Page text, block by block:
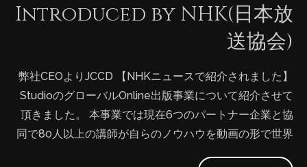
Introduced by NHK(日本放
送協会)
【NHKニュースで紹介されました】 弊社CEOよりJCCD
StudioのグローバルOnline出版事業について紹介させて
頂きました。 本事業では現在6つのパートナー企業と協
同で80人以上の講師が自らのノウハウを動画の形で世界